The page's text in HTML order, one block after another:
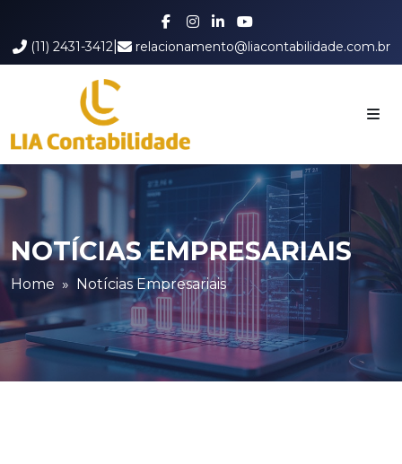
(11) 2431-3412| relacionamento@liacontabilidade.com.br
NOTÍCIAS EMPRESARIAIS
Home Notícias Empresariais